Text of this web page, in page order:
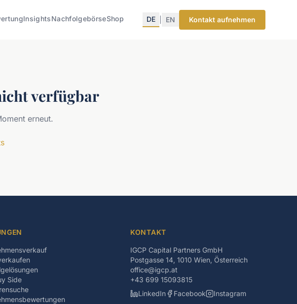
InsightsNachfolgebörseShop DE EN Kontakt aufnehmen
verfügbar
erneut.
Side
KONTAKT
IGCP Capital Partners GmbH
Postgasse 14, 1010 Wien, Österreich
office@igcp.at
+43 699 15093815
LinkedIn
Facebook Instagram